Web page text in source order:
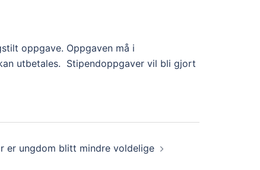
oppgave. Oppgaven må i
utbetales. Stipendoppgaver vil bli gjort
er ungdom blitt mindre voldelige